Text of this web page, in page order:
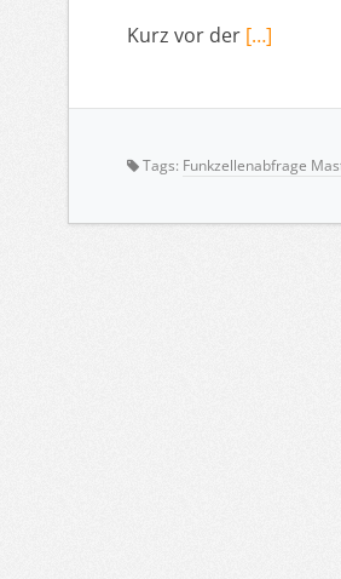
Kurz vor der […]
Tags: Funkzellenabfrage